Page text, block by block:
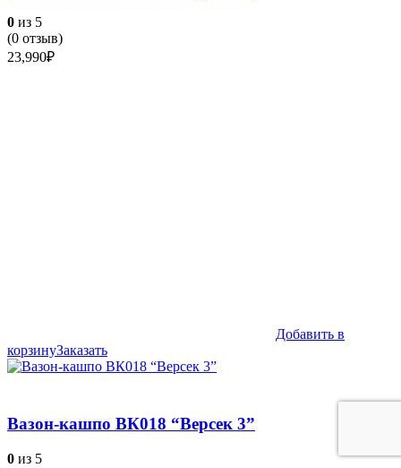
0 из 5
(0 отзыв)
23,990₽
Добавить в
корзинуЗаказать
Вазон-кашпо ВК018 “Версек 3”
0 из 5